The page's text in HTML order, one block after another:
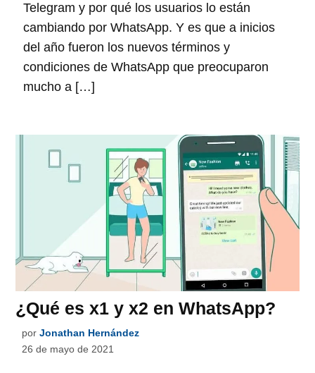
Telegram y por qué los usuarios lo están
cambiando por WhatsApp. Y es que a inicios
del año fueron los nuevos términos y
condiciones de WhatsApp que preocuparon
mucho a […]
¿Qué es x1 y x2 en WhatsApp?
por Jonathan Hernández
26 de mayo de 2021